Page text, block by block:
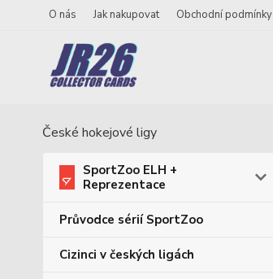
O nás Jak nakupovat Obchodní podmínky
České hokejové ligy
SportZoo ELH +
Reprezentace
Průvodce sérií SportZoo
Cizinci v českých ligách